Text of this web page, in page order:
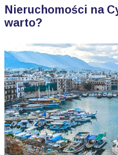
Nieruchomości na
warto?